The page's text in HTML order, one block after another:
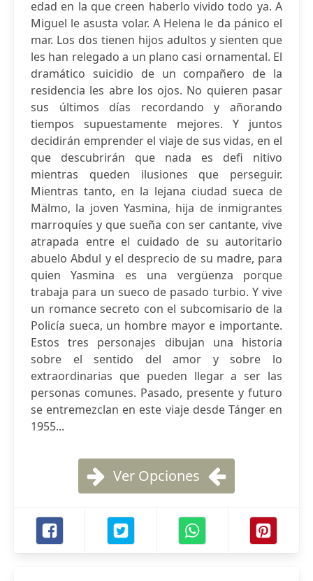
edad en la que creen haberlo vivido todo ya. A
Miguel le asusta volar. A Helena le da pánico el
mar. Los dos tienen hijos adultos y sienten que
les han relegado a un plano casi ornamental. El
dramático suicidio de un compañero de la
residencia les abre los ojos. No quieren pasar
sus últimos días recordando y añorando
tiempos supuestamente mejores. Y juntos
decidirán emprender el viaje de sus vidas, en el
que descubrirán que nada es defi nitivo
mientras queden ilusiones que perseguir.
Mientras tanto, en la lejana ciudad sueca de
Mälmo, la joven Yasmina, hija de inmigrantes
marroquíes y que sueña con ser cantante, vive
atrapada entre el cuidado de su autoritario
abuelo Abdul y el desprecio de su madre, para
quien Yasmina es una vergüenza porque
trabaja para un sueco de pasado turbio. Y vive
un romance secreto con el subcomisario de la
Policía sueca, un hombre mayor e importante.
Estos tres personajes dibujan una historia
sobre el sentido del amor y sobre lo
extraordinarias que pueden llegar a ser las
personas comunes. Pasado, presente y futuro
se entremezclan en este viaje desde Tánger en
1955...
Ver Opciones